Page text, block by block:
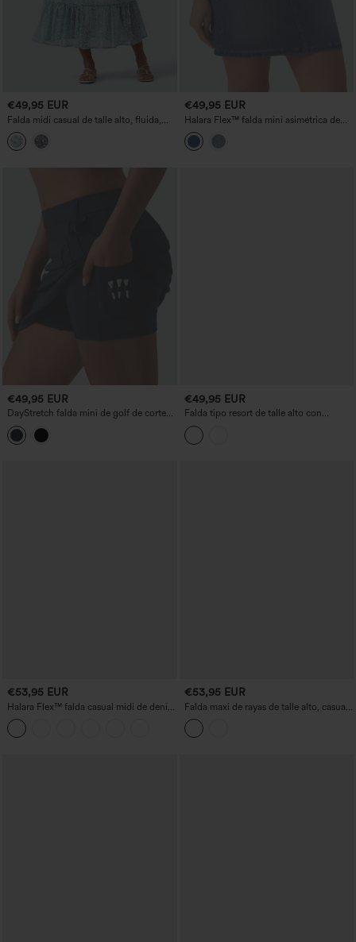
€49,95 EUR
Falda midi casual de talle alto, fluida,
con estampado floral y bolsillos
€49,95 EUR
Halara Flex™ falda mini asimétrica de
denim de talle medio, estilo casual, con
bolsillos
€49,95 EUR
DayStretch falda mini de golf de corte
en A 2 en 1 de talle medio con bolsillos
€49,95 EUR
Falda tipo resort de talle alto con
cordón, estampado de leopardo, malla a
contraste, 2 en 1, midi fluida
acampanada, con bolsillos
€53,95 EUR
Halara Flex™ falda casual midi de denim
lavado, de talle alto, con cremallera
trasera, fruncida y con bajo tipo tulipán
€53,95 EUR
Falda maxi de rayas de talle alto, casual
y vaporosa, con bolsillos.